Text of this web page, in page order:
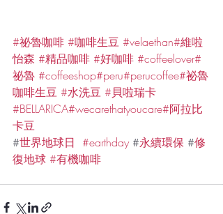
#祕魯咖啡 #咖啡生豆 #velaethan#維啦
怡森 #精品咖啡 #好咖啡 #coffeelover#
祕魯 #coffeeshop#peru#perucoffee#祕魯
咖啡生豆 #水洗豆 #貝啦瑞卡
#BELLARICA#wecarethatyoucare#阿拉比
卡豆
#世界地球日 #earthday #永續環保 #修
復地球 #有機咖啡